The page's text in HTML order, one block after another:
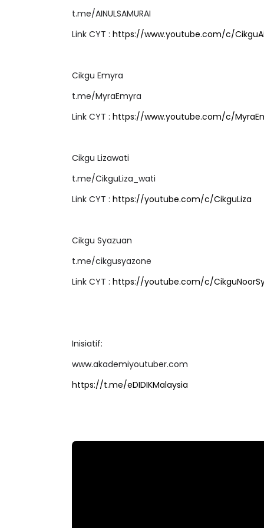
t.me/AINULSAMURAI
Link CYT : https://www.youtube.com/c/
Cikgu Emyra
t.me/MyraEmyra
Link CYT : https://www.youtube.com/c/
Cikgu Lizawati
t.me/CikguLiza_wati
Link CYT : https://youtube.com/c/CikguLiza
Cikgu Syazuan
t.me/cikgusyazone
Link CYT : https://youtube.com/c/
Inisiatif:
www.akademiyoutuber.com
https://t.me/eDIDIKMalaysia
6 OLEH CIKGU ANITA
#141 #...